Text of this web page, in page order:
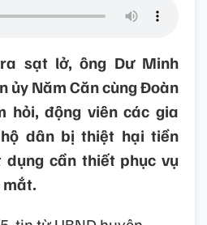
sạt lở, ông Dư Minh
ủy Năm Căn cùng Đoàn
hỏi, động viên các gia
dân bị thiệt hại tiền
cần thiết phục vụ
mắt.